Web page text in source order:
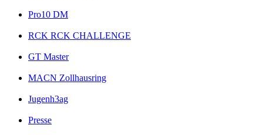
Pro10 DM
RCK RCK CHALLENGE
GT Master
MACN Zollhausring
Jugenh3ag
Presse